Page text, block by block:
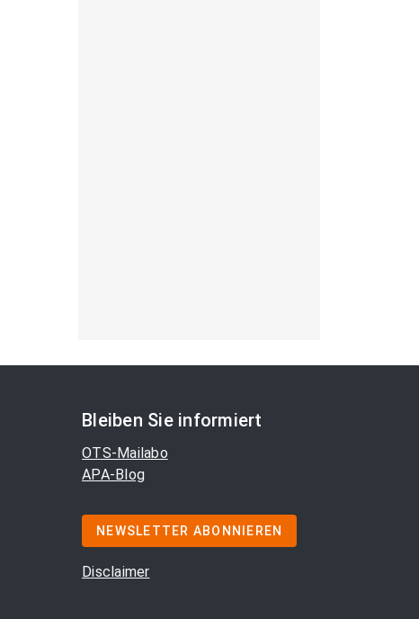
Bleiben Sie informiert
OTS-Mailabo
APA-Blog
NEWSLETTER ABONNIEREN
Disclaimer